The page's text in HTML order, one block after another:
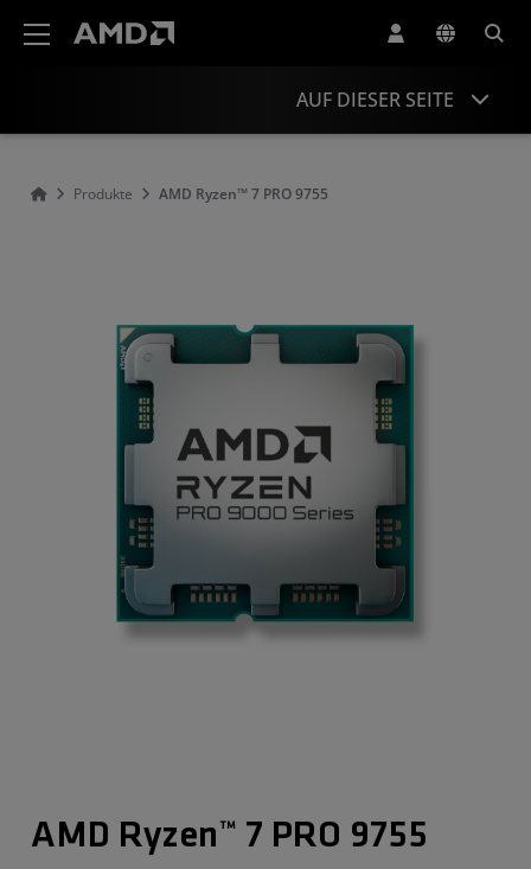
AUF DIESER SEITE
Produkte AMD Ryzen™ 7 PRO 9755
AMD Ryzen™ 7 PRO 9755